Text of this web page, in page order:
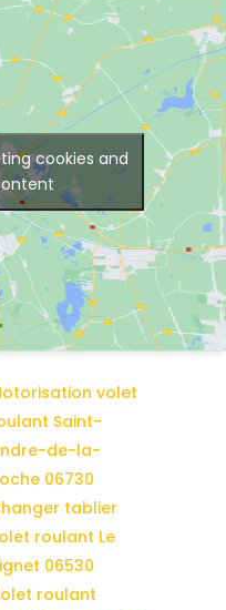
cookies and
volet
Saint-
de-la-
06730
tablier
roulant Le
06530
roulant